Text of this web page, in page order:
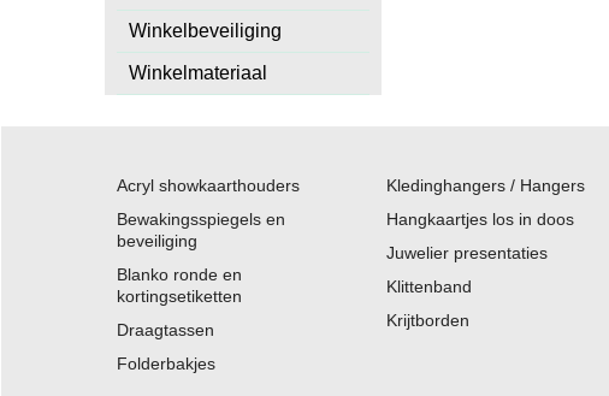
Winkelbeveiliging
Winkelmateriaal
Acryl showkaarthouders
Bewakingsspiegels en
beveiliging
Blanko ronde en
kortingsetiketten
Draagtassen
Folderbakjes
Kledinghangers / Hangers
Hangkaartjes los in doos
Juwelier presentaties
Klittenband
Krijtborden